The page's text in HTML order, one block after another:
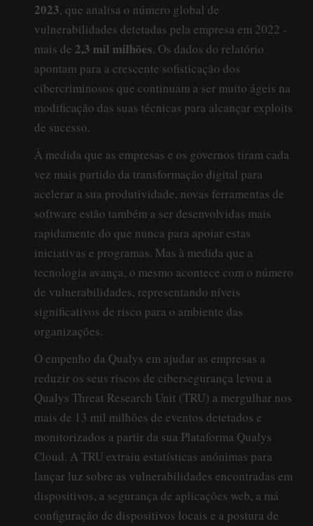
2023, que analisa o número global de
vulnerabilidades detetadas pela empresa em 2022 -
mais de 2,3 mil milhões. Os dados do relatório
apontam para a crescente sofisticação dos
cibercriminosos que continuam a ser muito ágeis na
modificação das suas técnicas para alcançar exploits
de sucesso.
À medida que as empresas e os governos tiram cada
vez mais partido da transformação digital para
acelerar a sua produtividade, novas ferramentas de
software estão também a ser desenvolvidas mais
rapidamente do que nunca para apoiar estas
iniciativas e programas. Mas à medida que a
tecnologia avança, o mesmo acontece com o número
de vulnerabilidades, representando níveis
significativos de risco para o ambiente das
organizações.
O empenho da Qualys em ajudar as empresas a
reduzir os seus riscos de cibersegurança levou a
Qualys Threat Research Unit (TRU) a mergulhar nos
mais de 13 mil milhões de eventos detetados e
monitorizados a partir da sua Plataforma Qualys
Cloud. A TRU extraiu estatísticas anónimas para
lançar luz sobre as vulnerabilidades encontradas em
dispositivos, a segurança de aplicações web, a má
configuração de dispositivos locais e a postura de